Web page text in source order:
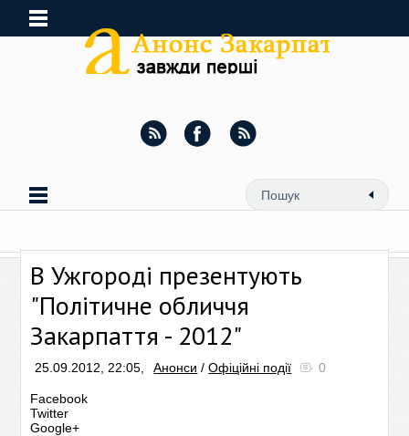
В Ужгороді презентують
"Політичне обличчя
Закарпаття - 2012"
25.09.2012, 22:05, Анонси /Офіційні події 0
Facebook
Twitter
Google+